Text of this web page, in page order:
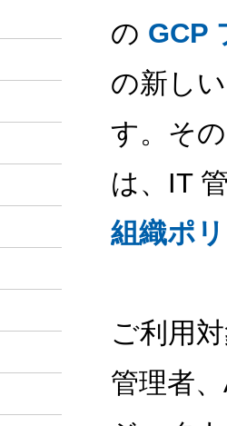
の GCP
の新し
す。そ
は、IT
組織ポ
ご利用
管理者